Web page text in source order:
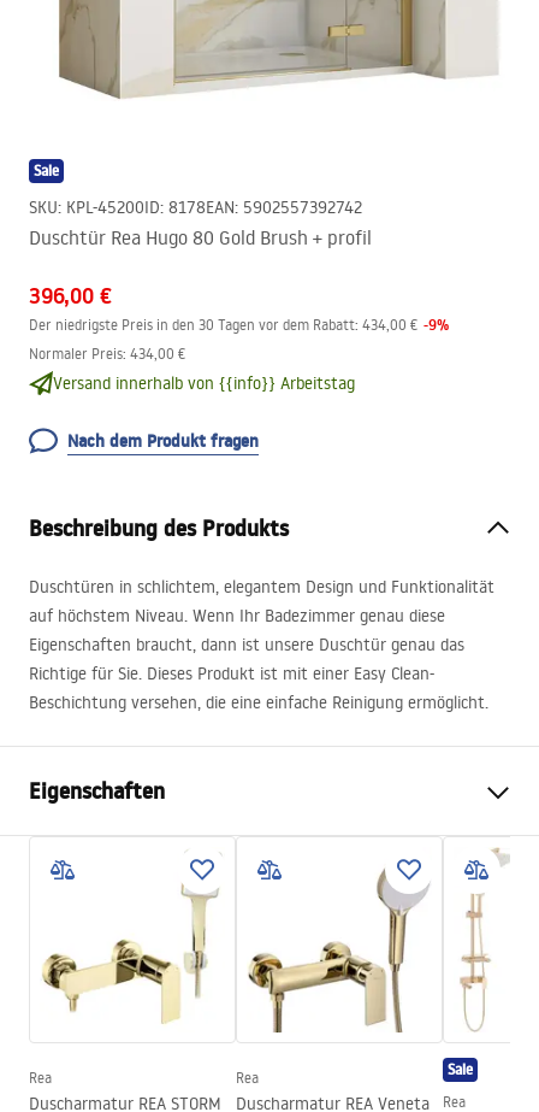
Sale
SKU: KPL-45200ID: 8178EAN: 5902557392742
Duschtür Rea Hugo 80 Gold Brush + profil
396,00 €
Der niedrigste Preis in den 30 Tagen vor dem Rabatt: 434,00 € -9%
Normaler Preis: 434,00 €
Versand innerhalb von {{info}} Arbeitstag
Nach dem Produkt fragen
Beschreibung des Produkts
Duschtüren in schlichtem, elegantem Design und Funktionalität
auf höchstem Niveau. Wenn Ihr Badezimmer genau diese
Eigenschaften braucht, dann ist unsere Duschtür genau das
Richtige für Sie. Dieses Produkt ist mit einer Easy Clean-
Beschichtung versehen, die eine einfache Reinigung ermöglicht.
Eigenschaften
Tür Öffnungsmethode
Glasdicke
6 mm
Duschtürhöhe
200
Duschtürhöhe
205
Eingangsbreite
Rea
Duscharmatur REA STORM
Rea
Duscharmatur REA Veneta
Sale
Rea